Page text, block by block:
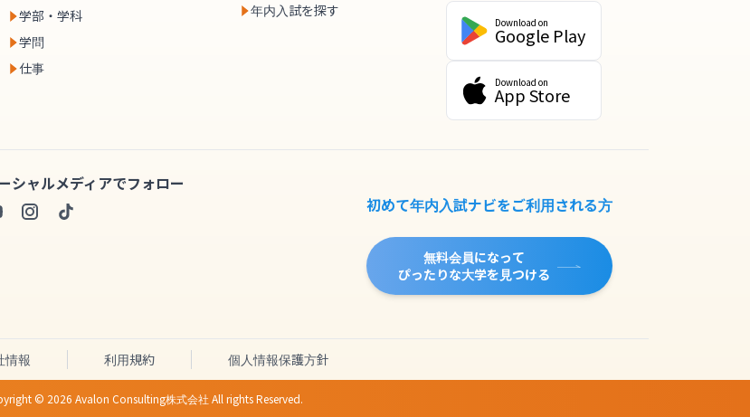
学部・学科
学問
仕事
年内入試を探す
Download on
Google Play
Download on
App Store
シャルメディアでフォロー
初めて年内入試ナビをご利用される方
無料会員になって
ぴったりな大学を見つける
情報 利用規約 個人情報保護方針
© 2026 Avalon Consulting株式会社 All rights Reserved.